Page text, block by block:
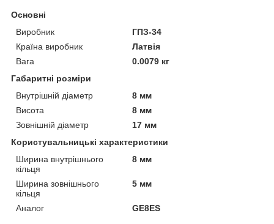
Основні
Виробник
ГПЗ-34
Країна виробник
Латвія
Вага
0.0079 кг
Габаритні розміри
Внутрішній діаметр
8 мм
Висота
8 мм
Зовнішній діаметр
17 мм
Користувальницькі характеристики
Ширина внутрішнього
кільця
8 мм
Ширина зовнішнього
кільця
5 мм
Аналог GE8ES